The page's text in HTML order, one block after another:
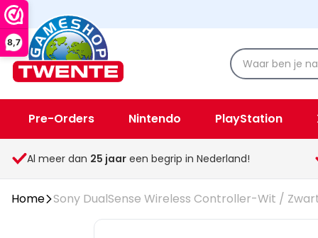
8,7
Pre-Orders Nintendo PlayStation
Spellen & Speelgoed Overige
Al meer dan 25 jaar een begrip in Nederland!
Home Sony DualSense Wireless Controller-Wit /